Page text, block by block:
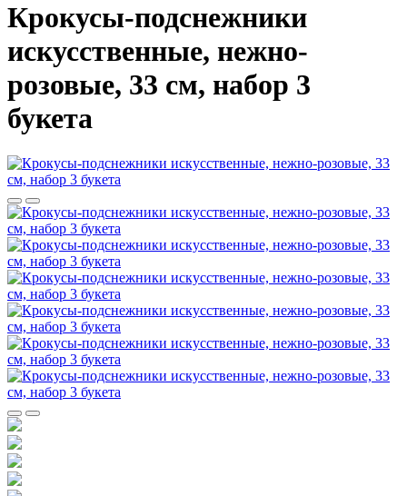
Крокусы-подснежники
искусственные, нежно-
розовые, 33 см, набор 3
букета